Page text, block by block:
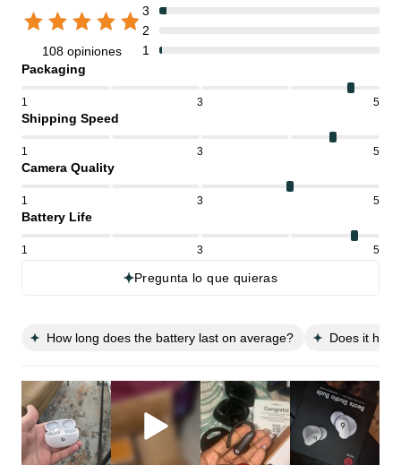
108 opiniones
3
2
1
Packaging
1 3 5
Shipping Speed
1 3 5
Camera Quality
1 3 5
Battery Life
1 3 5
Pregunta lo que quieras
How long does the battery last on average? Does it